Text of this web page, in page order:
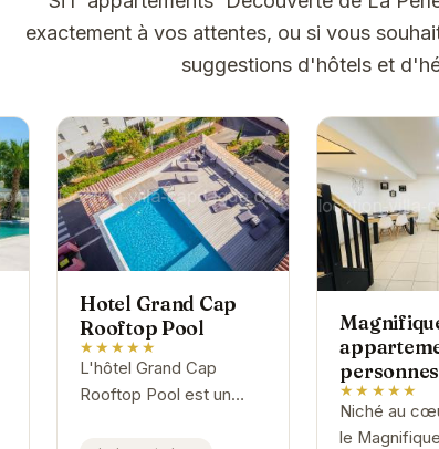
exactement à vos attentes, ou si vous
suggestions d'hôtels et
Hotel Grand Cap
Rooftop Pool
★★★★★
L'hôtel Grand Cap
Rooftop Pool est un
personnes
★★★★★
Niché au
le Magnifique